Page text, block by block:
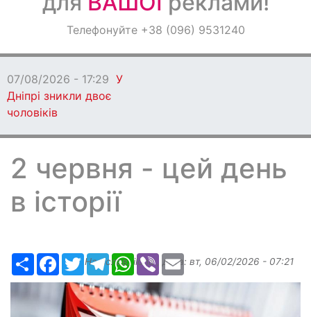
ОголошенняТелефонуйте +38 (096) 9531240
07/08/2026 - 17:29 У
Дніпрі зникли двоє
чоловіків
2 червня - цей день
в історії
РесурсFacebook
TwitterTelegramWhatsApp
ViberEmail
Надіслав:ilona, дата: вт, 06/02/2026 - 07:21